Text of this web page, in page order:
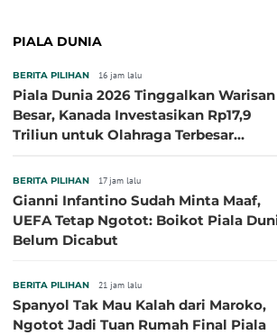
PIALA DUNIA
BERITA PILIHAN 16 jam lalu
Piala Dunia 2026 Tinggalkan Warisan
Besar, Kanada Investasikan Rp17,9
Triliun untuk Olahraga Terbesar
BERITA PILIHAN 17 jam lalu
Gianni Infantino Sudah Minta Maaf,
UEFA Tetap Ngotot: Boikot Piala
Belum Dicabut
BERITA PILIHAN 21 jam lalu
Spanyol Tak Mau Kalah dari Maroko,
Ngotot Jadi Tuan Rumah Final Piala